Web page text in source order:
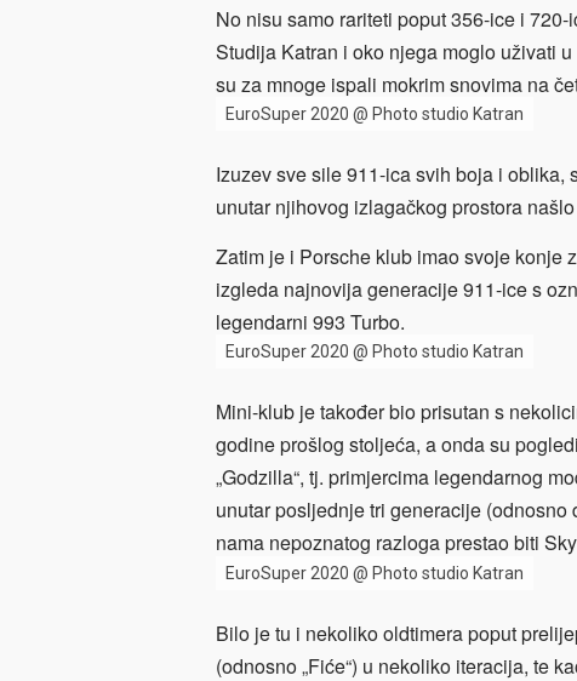
No nisu samo rariteti poput 356-ice i
Studija Katran i oko njega moglo uživati
su za mnoge ispali mokrim snovima na
EuroSuper 2020 @ Photo studio Katran
Izuzev sve sile 911-ica svih boja i
unutar njihovog izlagačkog prostora
Zatim je i Porsche klub imao svoje konje
izgleda najnovija generacije 911-ice s
legendarni 993 Turbo.
EuroSuper 2020 @ Photo studio Katran
Mini-klub je također bio prisutan s
godine prošlog stoljeća, a onda su
„Godzilla“, tj. primjercima legendarnog
unutar posljednje tri generacije
nama nepoznatog razloga prestao biti
EuroSuper 2020 @ Photo studio Katran
Bilo je tu i nekoliko oldtimera poput
(odnosno „Fiće“) u nekoliko iteracija, te